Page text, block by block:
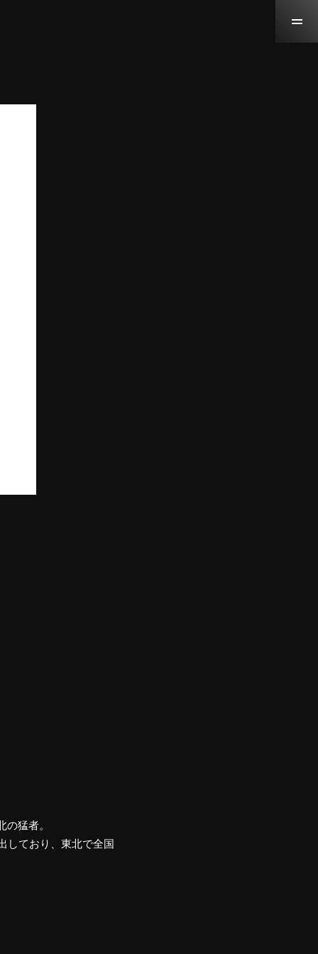
猛者。
しており、東北で全国